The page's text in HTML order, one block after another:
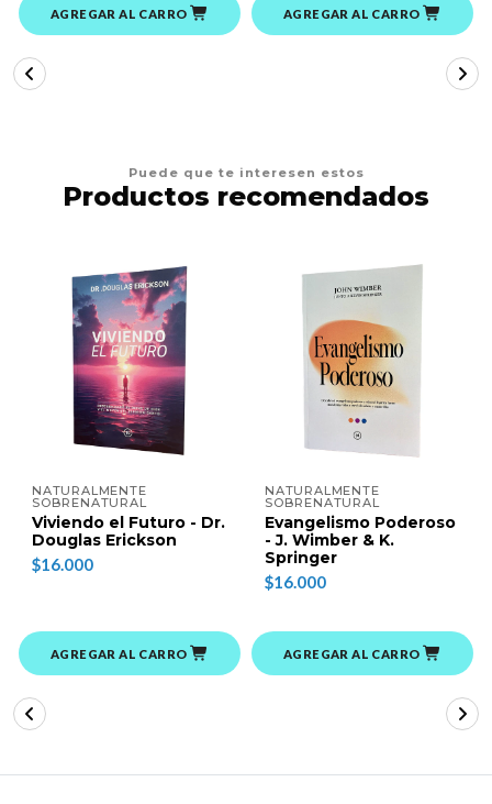
AGREGAR AL CARRO AGREGAR AL CARRO
Puede que te interesen estos
Productos recomendados
NATURALMENTE
SOBRENATURAL
Viviendo el Futuro - Dr.
Douglas Erickson
$16.000
AGREGAR AL CARRO
NATURALMENTE
SOBRENATURAL
Evangelismo Poderoso
- J. Wimber & K.
Springer
$16.000
AGREGAR AL CARRO